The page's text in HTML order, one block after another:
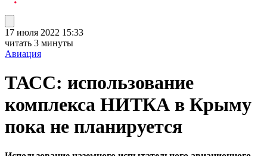
17 июля 2022 15:33
читать 3 минуты
Авиация
ТАСС: использование
комплекса НИТКА в Крыму
пока не планируется